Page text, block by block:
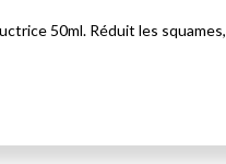
50ml. Réduit les